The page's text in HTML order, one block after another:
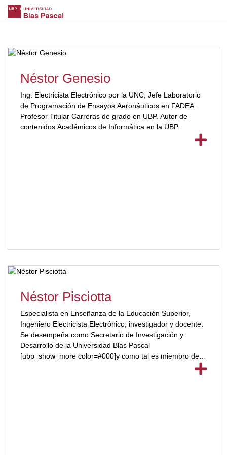
Néstor Genesio
Ing. Electricista Electrónico por la UNC; Jefe Laboratorio
de Programación de Ensayos Aeronáuticos en FADEA.
Profesor Titular Carreras de grado en UBP. Autor de
contenidos Académicos de Informática en la UBP.
Néstor Pisciotta
Especialista en Enseñanza de la Educación Superior,
Ingeniero Electricista Electrónico, investigador y docente.
Se desempeña como Secretario de Investigación y
Desarrollo de la Universidad Blas Pascal
[ubp_show_more color=#000]y como tal es miembro de la
Comisión ad-hoc de Secretarios de Ciencia y Técnica del